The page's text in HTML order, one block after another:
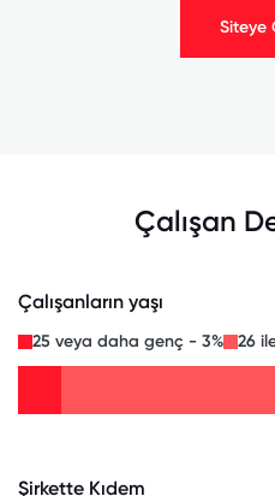
Siteye
Çalışan
Çalışanların yaşı
25 veya daha genç - 3% 26
Şirkette Kıdem